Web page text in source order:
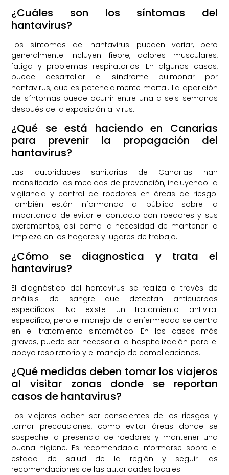
¿Cuáles son los síntomas del
hantavirus?
Los síntomas del hantavirus pueden variar, pero
generalmente incluyen fiebre, dolores musculares,
fatiga y problemas respiratorios. En algunos casos,
puede desarrollar el síndrome pulmonar por
hantavirus, que es potencialmente mortal. La aparición
de síntomas puede ocurrir entre una a seis semanas
después de la exposición al virus.
¿Qué se está haciendo en Canarias
para prevenir la propagación del
hantavirus?
Las autoridades sanitarias de Canarias han
intensificado las medidas de prevención, incluyendo la
vigilancia y control de roedores en áreas de riesgo.
También están informando al público sobre la
importancia de evitar el contacto con roedores y sus
excrementos, así como la necesidad de mantener la
limpieza en los hogares y lugares de trabajo.
¿Cómo se diagnostica y trata el
hantavirus?
El diagnóstico del hantavirus se realiza a través de
análisis de sangre que detectan anticuerpos
específicos. No existe un tratamiento antiviral
específico, pero el manejo de la enfermedad se centra
en el tratamiento sintomático. En los casos más
graves, puede ser necesaria la hospitalización para el
apoyo respiratorio y el manejo de complicaciones.
¿Qué medidas deben tomar los viajeros
al visitar zonas donde se reportan
casos de hantavirus?
Los viajeros deben ser conscientes de los riesgos y
tomar precauciones, como evitar áreas donde se
sospeche la presencia de roedores y mantener una
buena higiene. Es recomendable informarse sobre el
estado de salud de la región y seguir las
recomendaciones de las autoridades locales.